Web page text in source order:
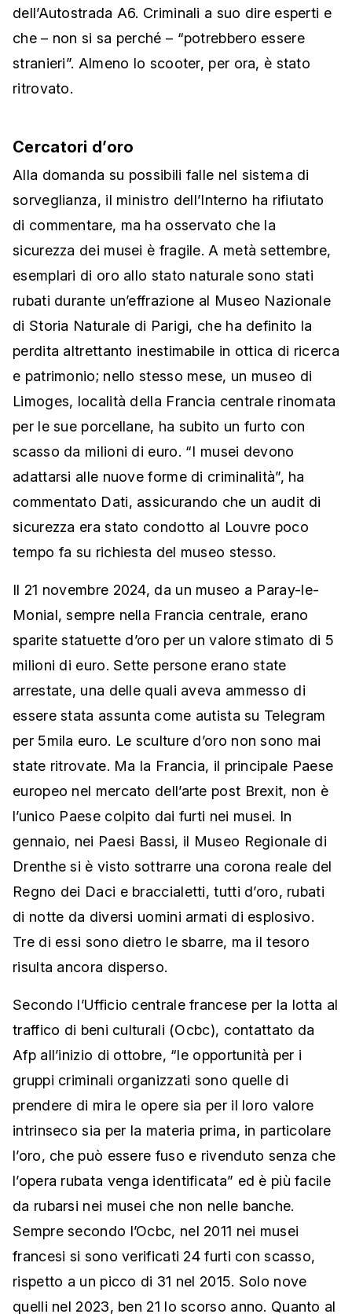
dell’Autostrada A6. Criminali a suo dire esperti e
che – non si sa perché – “potrebbero essere
stranieri”. Almeno lo scooter, per ora, è stato
ritrovato.
Cercatori d’oro
Alla domanda su possibili falle nel sistema di
sorveglianza, il ministro dell’Interno ha rifiutato
di commentare, ma ha osservato che la
sicurezza dei musei è fragile. A metà settembre,
esemplari di oro allo stato naturale sono stati
rubati durante un’effrazione al Museo Nazionale
di Storia Naturale di Parigi, che ha definito la
perdita altrettanto inestimabile in ottica di ricerca
e patrimonio; nello stesso mese, un museo di
Limoges, località della Francia centrale rinomata
per le sue porcellane, ha subito un furto con
scasso da milioni di euro. “I musei devono
adattarsi alle nuove forme di criminalità”, ha
commentato Dati, assicurando che un audit di
sicurezza era stato condotto al Louvre poco
tempo fa su richiesta del museo stesso.
Il 21 novembre 2024, da un museo a Paray-le-
Monial, sempre nella Francia centrale, erano
sparite statuette d’oro per un valore stimato di 5
milioni di euro. Sette persone erano state
arrestate, una delle quali aveva ammesso di
essere stata assunta come autista su Telegram
per 5mila euro. Le sculture d’oro non sono mai
state ritrovate. Ma la Francia, il principale Paese
europeo nel mercato dell’arte post Brexit, non è
l’unico Paese colpito dai furti nei musei. In
gennaio, nei Paesi Bassi, il Museo Regionale di
Drenthe si è visto sottrarre una corona reale del
Regno dei Daci e braccialetti, tutti d’oro, rubati
di notte da diversi uomini armati di esplosivo.
Tre di essi sono dietro le sbarre, ma il tesoro
risulta ancora disperso.
Secondo l’Ufficio centrale francese per la lotta al
traffico di beni culturali (Ocbc), contattato da
Afp all’inizio di ottobre, “le opportunità per i
gruppi criminali organizzati sono quelle di
prendere di mira le opere sia per il loro valore
intrinseco sia per la materia prima, in particolare
l’oro, che può essere fuso e rivenduto senza che
l’opera rubata venga identificata” ed è più facile
da rubarsi nei musei che non nelle banche.
Sempre secondo l’Ocbc, nel 2011 nei musei
francesi si sono verificati 24 furti con scasso,
rispetto a un picco di 31 nel 2015. Solo nove
quelli nel 2023, ben 21 lo scorso anno. Quanto al